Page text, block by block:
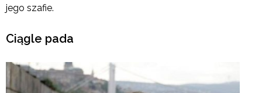
jego szafie.
Ciągle pada